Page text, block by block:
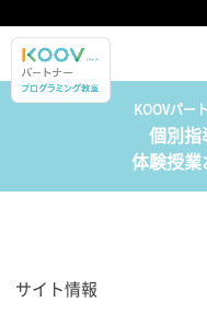
プログラミング
カリキュラム紹介
サポート
KOOVパー
個別指
体験授業
サイト情報